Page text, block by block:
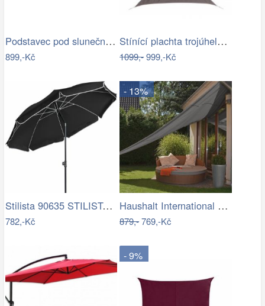
Podstavec pod slunečník Houseland Barx…
899,-Kč
Stínící plachta trojúhelník 3*3*3 m…
1099,-999,-Kč
Stilista 90635 STILISTA Zahradní…
782,-Kč
- 13%
Haushalt International Stínící…
879,-769,-Kč
- 9%